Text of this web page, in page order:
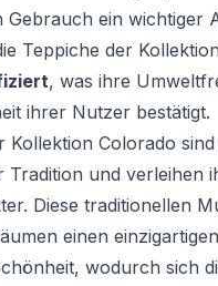
ein wichtiger
Teppiche der
, was ihre
ihrer Nutzer bestätigt.
Kollektion Colorado
und verleihen
Diese traditionellen
einen
wodurch sich